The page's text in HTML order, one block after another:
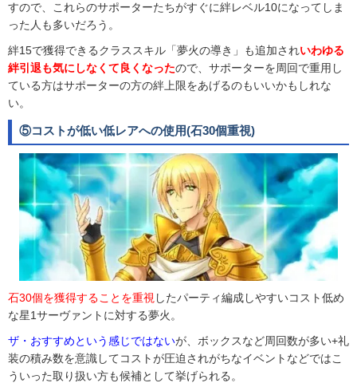
すので、これらのサポーターたちがすぐに絆レベル10になってしま
った人も多いだろう。
絆15で獲得できるクラススキル「夢火の導き」も追加されいわゆる
絆引退も気にしなくて良くなったので、サポーターを周回で重用し
ている方はサポーターの方の絆上限をあげるのもいいかもしれな
い。
⑤コストが低い低レアへの使用(石30個重視)
石30個を獲得することを重視 したパーティ編成しやすいコスト低め
な星1サーヴァントに対する夢火。
ザ・おすすめという感じではないが、ボックスなど周回数が多い+礼
装の積み数を意識してコストが圧迫されがちなイベントなどではこ
ういった取り扱い方も候補として挙げられる。